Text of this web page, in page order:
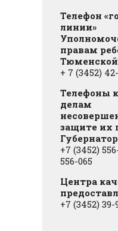
Телефон
линии»
правам
Тюменской
+ 7 (3452)
Телефоны
делам
защите их
+7 (3452)
556-065
Центра
+7 (3452) 39-